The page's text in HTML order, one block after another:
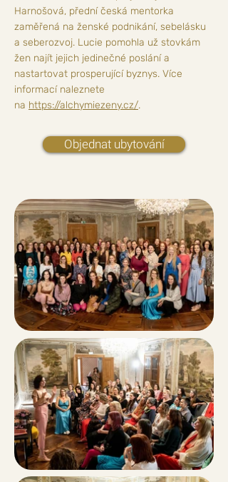
Harnošová, přední česká mentorka
zaměřená na ženské podnikání, sebelásku
a seberozvoj. Lucie pomohla už stovkám
žen najít jejich jedinečné poslání a
nastartovat prosperující byznys. Více
informací naleznete
na https://alchymiezeny.cz/.
Objednat ubytování